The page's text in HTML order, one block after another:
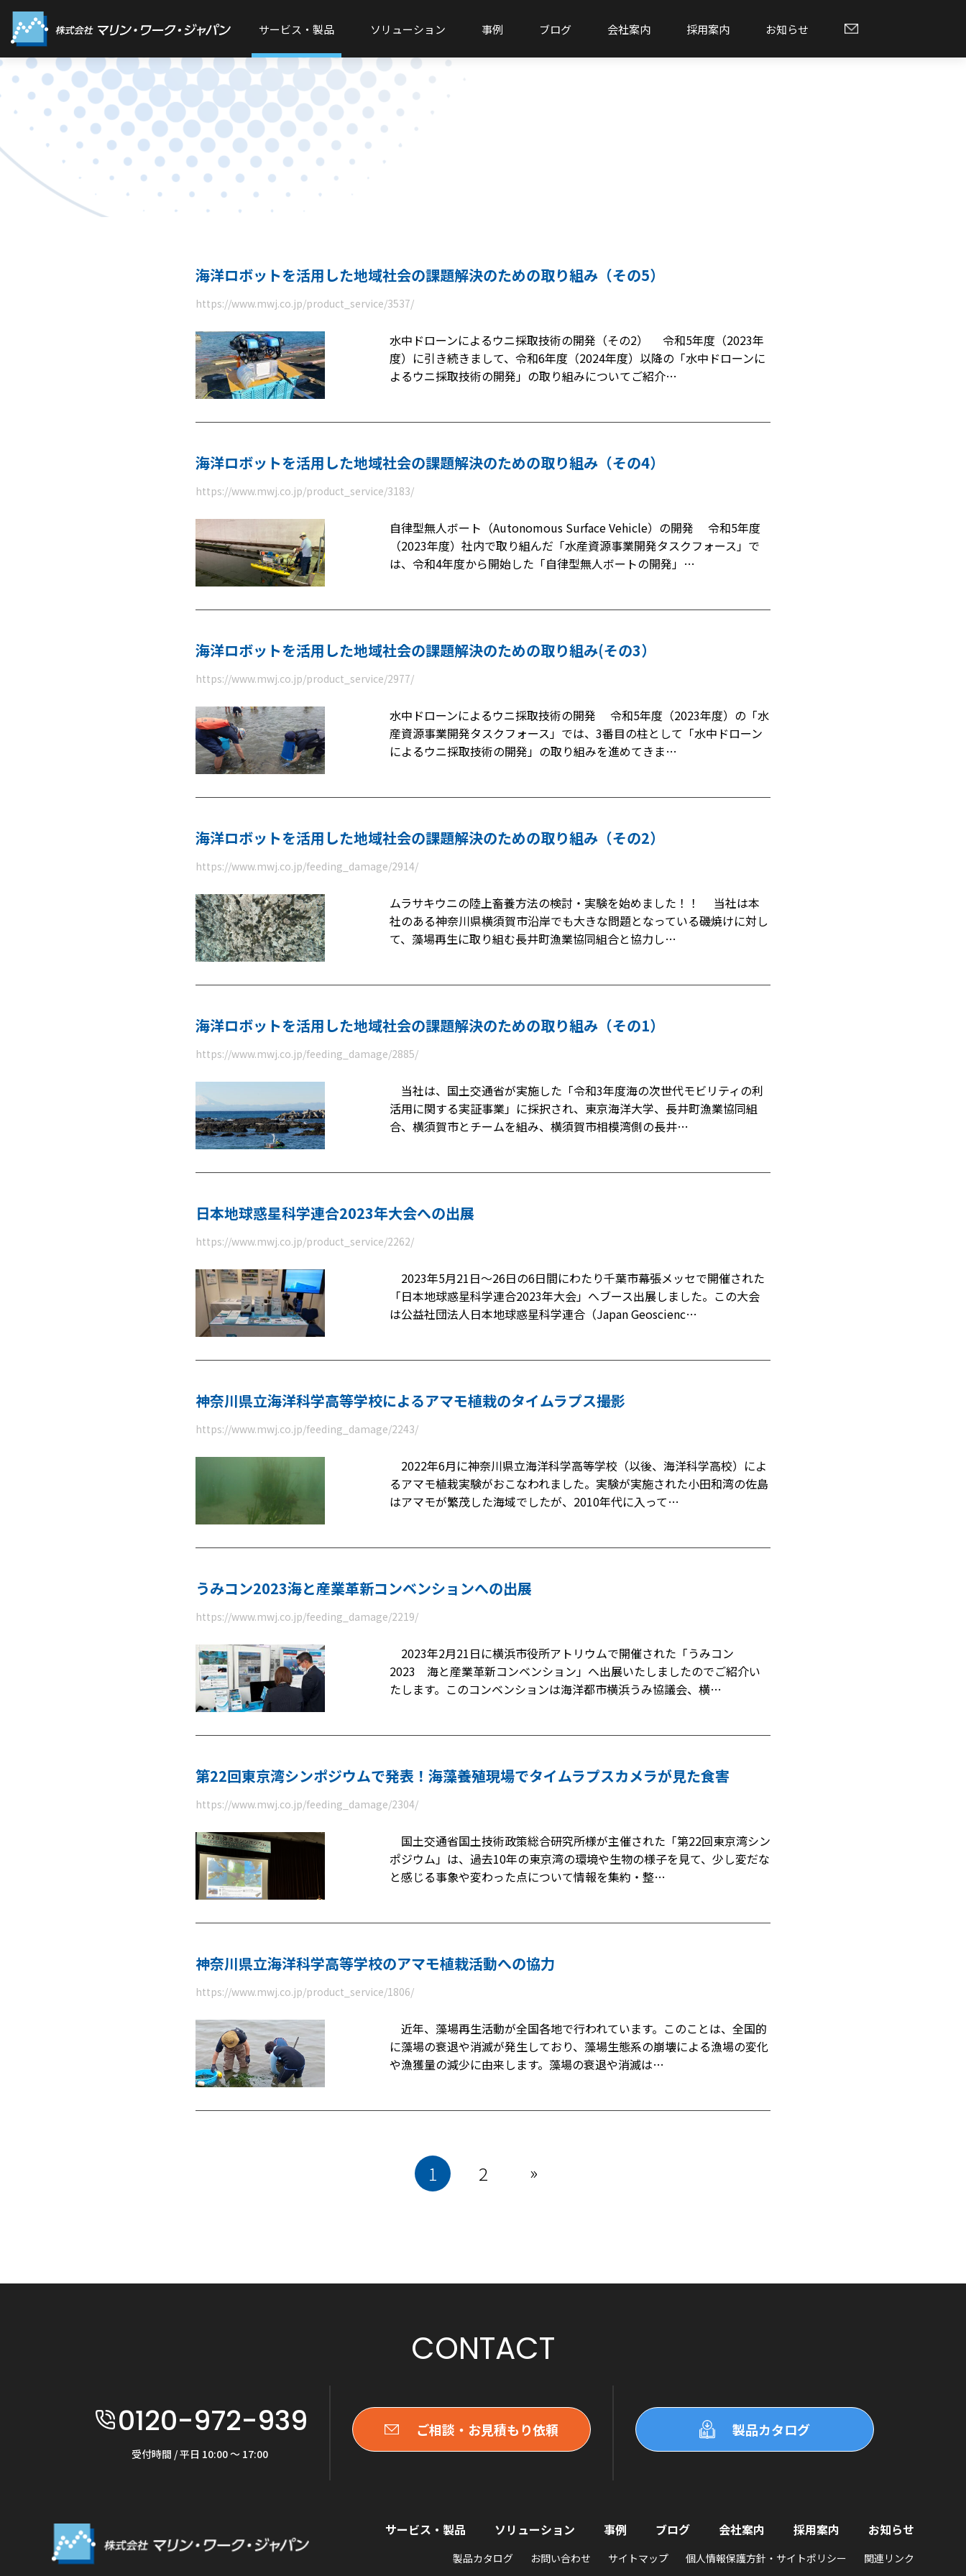
サービス・製品 ソリューション 事例 ブログ 会社案内 採用案内 お知らせ
海洋ロボットを活用した地域社会の課題解決のための取り組み（その5）
https://www.mwj.co.jp/product_service/3537/
水中ドローンによるウニ採取技術の開発（その2） 令和5年度（2023年
度）に引き続きまして、令和6年度（2024年度）以降の「水中ドローンに
よるウニ採取技術の開発」の取り組みについてご紹介…
海洋ロボットを活用した地域社会の課題解決のための取り組み（その4）
https://www.mwj.co.jp/product_service/3183/
自律型無人ボート（Autonomous Surface Vehicle）の開発 令和5年度
（2023年度）社内で取り組んだ「水産資源事業開発タスクフォース」で
は、令和4年度から開始した「自律型無人ボートの開発」…
海洋ロボットを活用した地域社会の課題解決のための取り組み(その3）
https://www.mwj.co.jp/product_service/2977/
水中ドローンによるウニ採取技術の開発 令和5年度（2023年度）の「水
産資源事業開発タスクフォース」では、3番目の柱として「水中ドローン
によるウニ採取技術の開発」の取り組みを進めてきま…
海洋ロボットを活用した地域社会の課題解決のための取り組み（その2）
https://www.mwj.co.jp/feeding_damage/2914/
ムラサキウニの陸上畜養方法の検討・実験を始めました！！ 当社は本
社のある神奈川県横須賀市沿岸でも大きな問題となっている磯焼けに対し
て、藻場再生に取り組む長井町漁業協同組合と協力し…
海洋ロボットを活用した地域社会の課題解決のための取り組み（その1）
https://www.mwj.co.jp/feeding_damage/2885/
当社は、国土交通省が実施した「令和3年度海の次世代モビリティの利
活用に関する実証事業」に採択され、東京海洋大学、長井町漁業協同組
合、横須賀市とチームを組み、横須賀市相模湾側の長井…
日本地球惑星科学連合2023年大会への出展
https://www.mwj.co.jp/product_service/2262/
2023年5月21日～26日の6日間にわたり千葉市幕張メッセで開催された
「日本地球惑星科学連合2023年大会」へブース出展しました。この大会
は公益社団法人日本地球惑星科学連合（Japan Geoscienc…
神奈川県立海洋科学高等学校によるアマモ植栽のタイムラプス撮影
https://www.mwj.co.jp/feeding_damage/2243/
2022年6月に神奈川県立海洋科学高等学校（以後、海洋科学高校）によ
るアマモ植栽実験がおこなわれました。実験が実施された小田和湾の佐島
はアマモが繁茂した海域でしたが、2010年代に入って…
うみコン2023海と産業革新コンベンションへの出展
https://www.mwj.co.jp/feeding_damage/2219/
2023年2月21日に横浜市役所アトリウムで開催された「うみコン
2023 海と産業革新コンベンション」へ出展いたしましたのでご紹介い
たします。このコンベンションは海洋都市横浜うみ協議会、横…
第22回東京湾シンポジウムで発表！海藻養殖現場でタイムラプスカメラが見た食害
https://www.mwj.co.jp/feeding_damage/2304/
国土交通省国土技術政策総合研究所様が主催された「第22回東京湾シン
ポジウム」は、過去10年の東京湾の環境や生物の様子を見て、少し変だな
と感じる事象や変わった点について情報を集約・整…
神奈川県立海洋科学高等学校のアマモ植栽活動への協力
https://www.mwj.co.jp/product_service/1806/
近年、藻場再生活動が全国各地で行われています。このことは、全国的
に藻場の衰退や消滅が発生しており、藻場生態系の崩壊による漁場の変化
や漁獲量の減少に由来します。藻場の衰退や消滅は…
1 2 »
CONTACT
0120-972-939
受付時間 / 平日 10:00 〜 17:00
ご相談・お見積もり依頼 製品カタログ
サービス・製品 ソリューション 事例 ブログ 会社案内 採用案内 お知らせ
製品カタログ お問い合わせ サイトマップ 個人情報保護方針・サイトポリシー 関連リンク